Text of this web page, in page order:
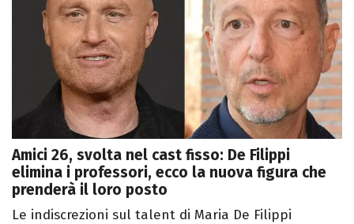
Amici 26, svolta nel cast fisso: De Filippi
elimina i professori, ecco la nuova figura che
prenderà il loro posto
Le indiscrezioni sul talent di Maria De Filippi